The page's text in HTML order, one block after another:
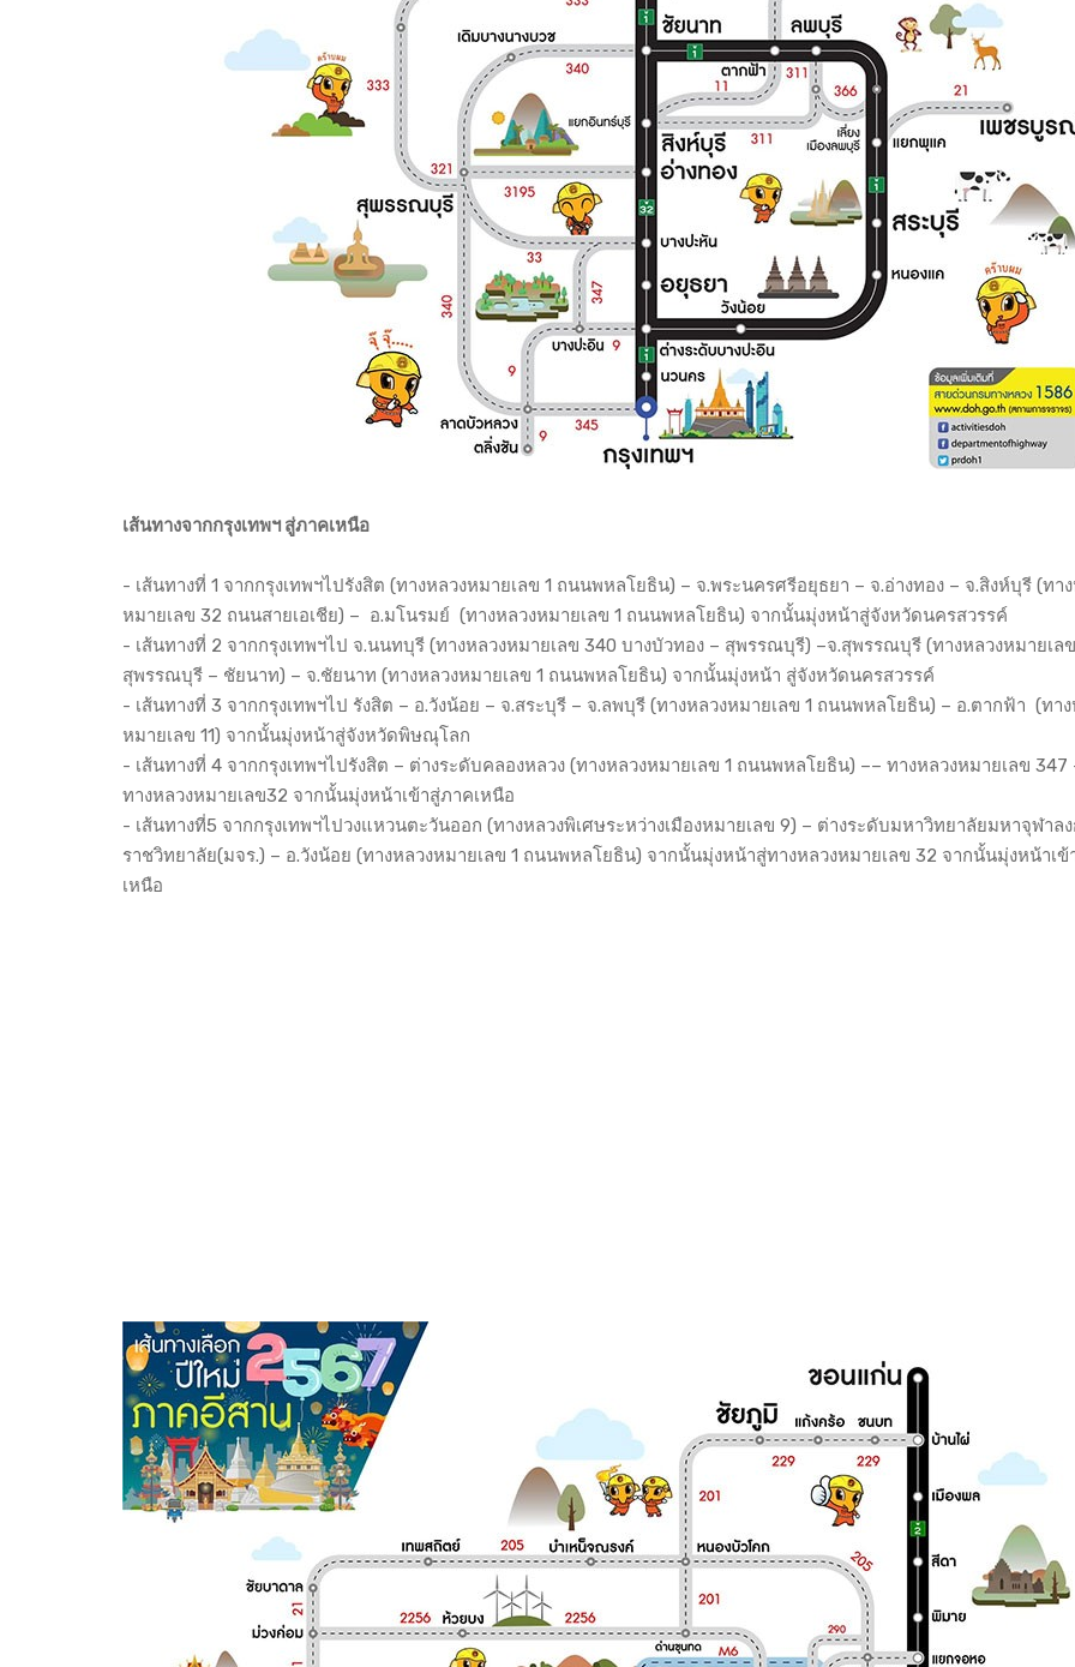
เส้นทางจากกรุงเทพฯ สู่ภาคเหนือ
- เส้นทางที่ 1 จากกรุงเทพฯไปรังสิต (ทางหลวงหมายเลข 1 ถนนพหลโยธิน) – จ.พระนครศรีอยุธยา – จ.อ่างทอง – จ.สิงห์บุรี (ทา
หมายเลข 32 ถนนสายเอเชีย) – อ.มโนรมย์ (ทางหลวงหมายเลข 1 ถนนพหลโยธิน) จากนั้นมุ่งหน้าสู่จังหวัดนครสวรรค์
- เส้นทางที่ 2 จากกรุงเทพฯไป จ.นนทบุรี (ทางหลวงหมายเลข 340 บางบัวทอง – สุพรรณบุรี) –จ.สุพรรณบุรี (ทางหลวงหมายเล
สุพรรณบุรี – ชัยนาท) – จ.ชัยนาท (ทางหลวงหมายเลข 1 ถนนพหลโยธิน) จากนั้นมุ่งหน้า สู่จังหวัดนครสวรรค์
- เส้นทางที่ 3 จากกรุงเทพฯไป รังสิต – อ.วังน้อย – จ.สระบุรี – จ.ลพบุรี (ทางหลวงหมายเลข 1 ถนนพหลโยธิน) – อ.ตากฟ้า (ทาง
หมายเลข 11) จากนั้นมุ่งหน้าสู่จังหวัดพิษณุโลก
- เส้นทางที่ 4 จากกรุงเทพฯไปรังสิต – ต่างระดับคลองหลวง (ทางหลวงหมายเลข 1 ถนนพหลโยธิน) –– ทางหลวงหมายเลข 347
ทางหลวงหมายเลข32 จากนั้นมุ่งหน้าเข้าสู่ภาคเหนือ
- เส้นทางที่5 จากกรุงเทพฯไปวงแหวนตะวันออก (ทางหลวงพิเศษระหว่างเมืองหมายเลข 9) – ต่างระดับมหาวิทยาลัยมหาจุฬาล
ราชวิทยาลัย(มจร.) – อ.วังน้อย (ทางหลวงหมายเลข 1 ถนนพหลโยธิน) จากนั้นมุ่งหน้าสู่ทางหลวงหมายเลข 32 จากนั้นมุ่งหน้าเข้
เหนือ